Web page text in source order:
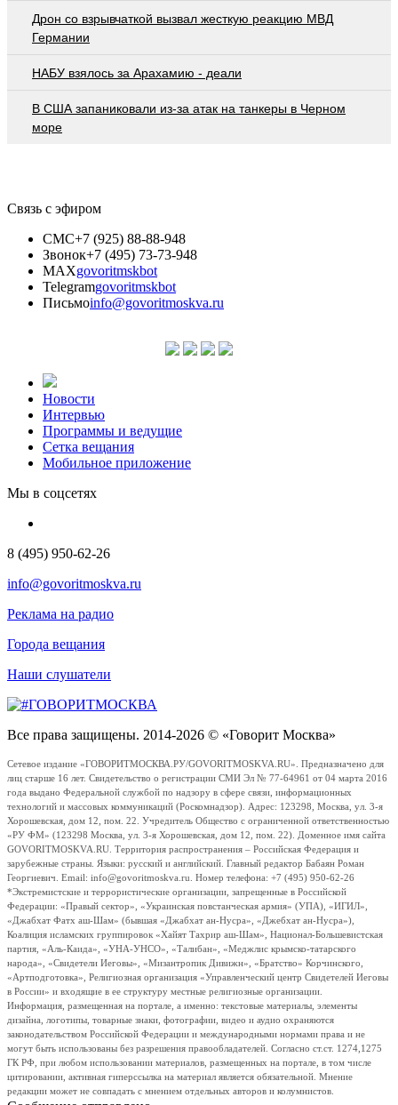
Дрон со взрывчаткой вызвал жесткую реакцию МВД
Германии
НАБУ взялось за Арахамию - деали
В США запаниковали из-за атак на танкеры в Черном
море
Связь с эфиром
СМС+7 (925) 88-88-948
Звонок+7 (495) 73-73-948
MAXgovoritmskbot
Telegramgovoritmskbot
Письмоinfo@govoritmoskva.ru
Новости
Интервью
Программы и ведущие
Сетка вещания
Мобильное приложение
Мы в соцсетях
8 (495) 950-62-26
info@govoritmoskva.ru
Реклама на радио
Города вещания
Наши слушатели
Все права защищены. 2014-2026 © «Говорит Москва»
Сетевое издание «ГОВОРИТМОСКВА.РУ/GOVORITMOSKVA.RU». Предназначено для
лиц старше 16 лет. Свидетельство о регистрации СМИ Эл № 77-64961 от 04 марта 2016
года выдано Федеральной службой по надзору в сфере связи, информационных
технологий и массовых коммуникаций (Роскомнадзор). Адрес: 123298, Москва, ул. 3-я
Хорошевская, дом 12, пом. 22. Учредитель Общество с ограниченной ответственностью
«РУ ФМ» (123298 Москва, ул. 3-я Хорошевская, дом 12, пом. 22). Доменное имя сайта
GOVORITMOSKVA.RU. Территория распространения – Российская Федерация и
зарубежные страны. Языки: русский и английский. Главный редактор Бабаян Роман
Георгиевич. Email: info@govoritmoskva.ru. Номер телефона: +7 (495) 950-62-26
*Экстремистские и террористические организации, запрещенные в Российской
Федерации: «Правый сектор», «Украинская повстанческая армия» (УПА), «ИГИЛ»,
«Джабхат Фатх аш-Шам» (бывшая «Джабхат ан-Нусра», «Джебхат ан-Нусра»),
Коалиция исламских группировок «Хайят Тахрир аш-Шам», Национал-Большевистская
партия, «Аль-Каида», «УНА-УНСО», «Талибан», «Меджлис крымско-татарского
народа», «Свидетели Иеговы», «Мизантропик Дивижн», «Братство» Корчинского,
«Артподготовка», Религиозная организация «Управленческий центр Свидетелей Иеговы
в России» и входящие в ее структуру местные религиозные организации.
Информация, размещенная на портале, а именно: текстовые материалы, элементы
дизайна, логотипы, товарные знаки, фотографии, видео и аудио охраняются
законодательством Российской Федерации и международными нормами права и не
могут быть использованы без разрешения правообладателей. Согласно ст.ст. 1274,1275
ГК РФ, при любом использовании материалов, размещенных на портале, в том числе
цитировании, активная гиперссылка на материал является обязательной. Мнение
редакции может не совпадать с мнением отдельных авторов и колумнистов.